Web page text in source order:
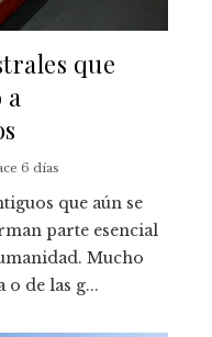
que
6 días
que aún se
parte esencial
Mucho
o de las g...